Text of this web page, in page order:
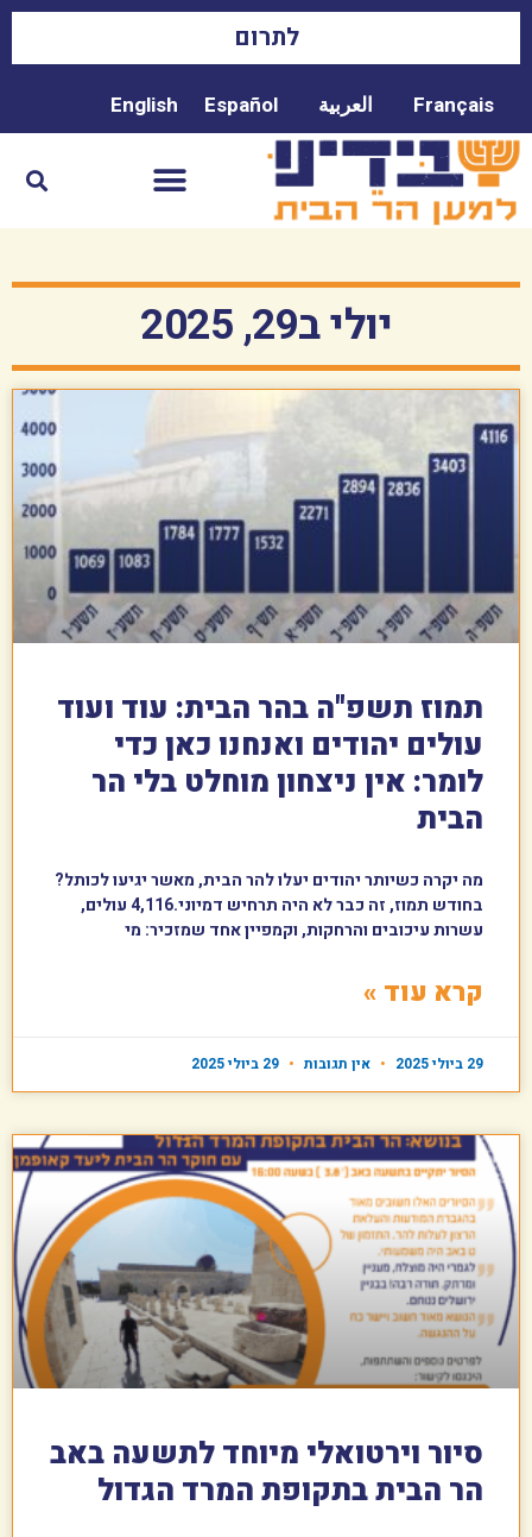
לתרום
Français العربية Español
English
יולי ב29, 2025
תמוז תשפ"ה בהר הבית: עוד ועוד
עולים יהודים ואנחנו כאן כדי
לומר: אין ניצחון מוחלט בלי הר
הבית
מה יקרה כשיותר יהודים יעלו להר הבית, מאשר יגיעו לכותל?
בחודש תמוז, זה כבר לא היה תרחיש דמיוני.4,116 עולים,
עשרות עיכובים והרחקות, וקמפיין אחד שמזכיר: מי
קרא עוד »
29 ביולי 2025 אין תגובות
סיור וירטואלי מיוחד לתשעה באב
הר הבית בתקופת המרד הגדול